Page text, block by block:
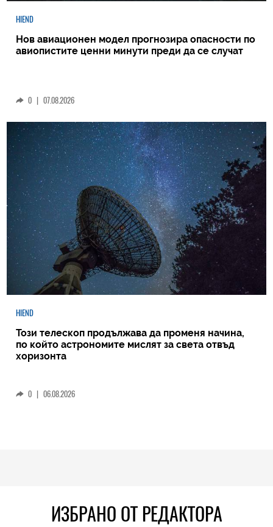
HIEND
Нов авиационен модел прогнозира опасности по
авиопистите ценни минути преди да се случат
0 | 07.08.2026
HIEND
Този телескоп продължава да променя начина,
по който астрономите мислят за света отвъд
хоризонта
0 | 06.08.2026
ИЗБРАНО ОТ РЕДАКТОРА